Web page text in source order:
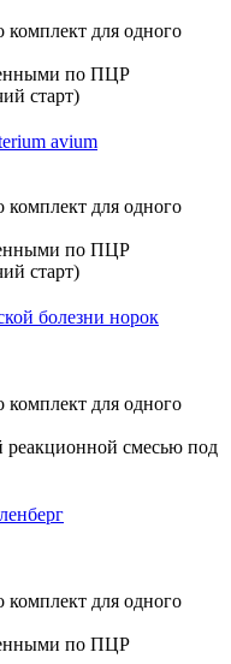
avium
болезни норок